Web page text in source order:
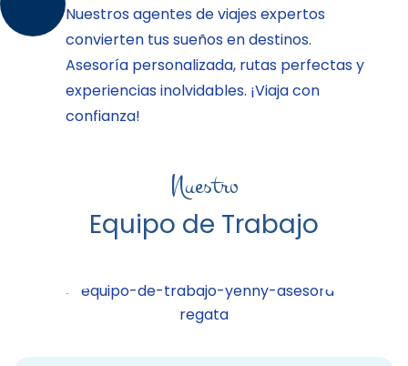
Nuestros agentes de viajes expertos
convierten tus sueños en destinos.
Asesoría personalizada, rutas perfectas y
experiencias inolvidables. ¡Viaja con
confianza!
Nuestro
Equipo de Trabajo